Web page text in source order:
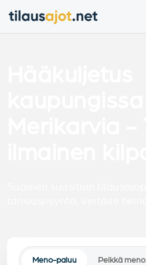
Meno-paluu Pelkkä meno